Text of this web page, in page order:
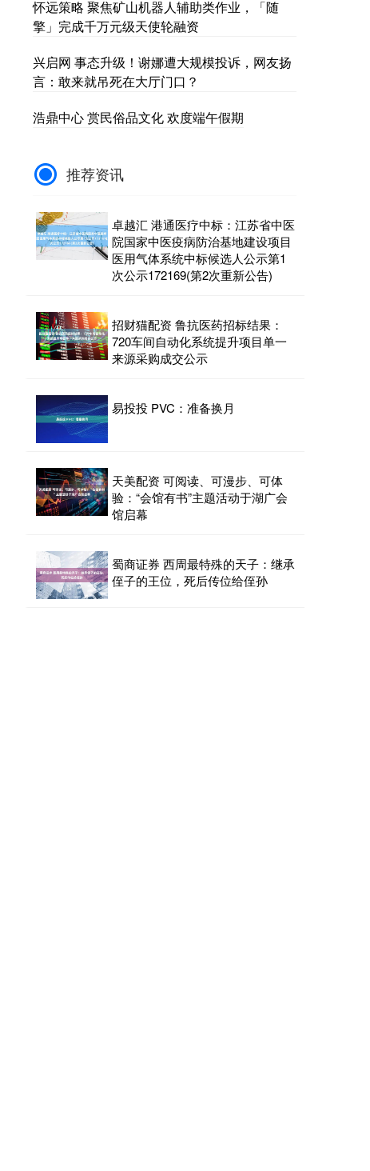
怀远策略 聚焦矿山机器人辅助类作业，「随
擎」完成千万元级天使轮融资
兴启网 事态升级！谢娜遭大规模投诉，网友扬
言：敢来就吊死在大厅门口？
浩鼎中心 赏民俗品文化 欢度端午假期
推荐资讯
卓越汇 港通医疗中标：江苏省中医
院国家中医疫病防治基地建设项目
医用气体系统中标候选人公示第1
次公示172169(第2次重新公告)
招财猫配资 鲁抗医药招标结果：
720车间自动化系统提升项目单一
来源采购成交公示
易投投 PVC：准备换月
天美配资 可阅读、可漫步、可体
验：“会馆有书”主题活动于湖广会
馆启幕
蜀商证券 西周最特殊的天子：继承
侄子的王位，死后传位给侄孙